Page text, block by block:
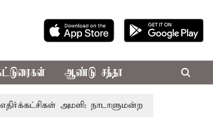
ஆண்டு சந்தா
அமளி: நாடாளுமன்ற இரு அவைகளும்